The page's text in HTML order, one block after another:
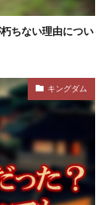
ちない理由につい
キングダム